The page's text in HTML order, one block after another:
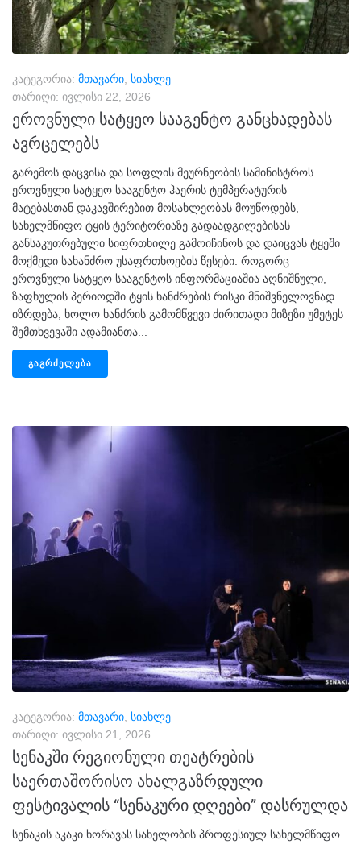
კატეგორია: მთავარი სიახლე
თარიღი: ივლისი 22, 2026
ეროვნული სატყეო სააგენტო განცხადებას
ავრცელებს
გარემოს დაცვისა და სოფლის მეურნეობის სამინისტროს
ეროვნული სატყეო სააგენტო ჰაერის ტემპერატურის
მატებასთან დაკავშირებით მოსახლეობას მოუწოდებს,
სახელმწიფო ტყის ტერიტორიაზე გადაადგილებისას
განსაკუთრებული სიფრთხილე გამოიჩინოს და დაიცვას ტყეში
მოქმედი სახანძრო უსაფრთხოების წესები. როგორც
ეროვნული სატყეო სააგენტოს ინფორმაციაშია აღნიშნული,
ზაფხულის პერიოდში ტყის ხანძრების რისკი მნიშვნელოვნად
იზრდება, ხოლო ხანძრის გამომწვევი ძირითადი მიზეზი უმეტეს
შემთხვევაში ადამიანთა...
ᲒᲐᲒᲠᲫᲔᲚᲔᲑᲐ
კატეგორია: მთავარი სიახლე
თარიღი: ივლისი 21, 2026
სენაკში რეგიონული თეატრების
საერთაშორისო ახალგაზრდული
ფესტივალის “სენაკური დღეები” დასრულდა
სენაკის აკაკი ხორავას სახელობის პროფესიულ სახელმწიფო